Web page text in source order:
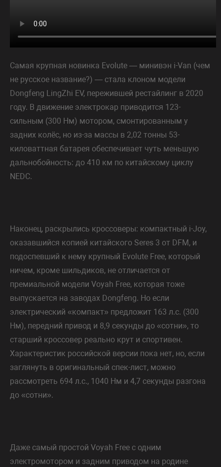
Самая крупная новинка Evolute — минивэн i-Van (чем
не русское название?) — стала клоном модели
Dongfeng LingZhi EV, пережившей рестайлинг в 2020
году. В движение электрокар приводится 123-
сильным (300 Нм) мотором, смонтированным у
задних колёс, но из-за массы в 2,02 тонны 53-
киловаттная батарея обеспечивает чуть меньшую
дальнобойность: до 410 км по китайскому циклу
NEDC.
Наконец, раскрылись кроссоверы: компактный i-Joy,
оказавшийся копией китайского Seres 3 от DFM, и
подоспевший к нему крупный Evolute Free, который
ничем, кроме шильдиков, не отличается от
премиальной модели Voyah Free, которая тоже
выпускается на заводах Dongfeng. Но если
электрический «компакт» предложит 163 л.с. (300
Нм), передний привод и 8,9 секунды до «сотни», то
старший кроссовер реально крут и спортивен.
Характеристик российской версии пока нет, но, если
заглянуть в оригинальный спек-лист, можно
рассмотреть 694 л.с., 1040 Нм и 4,7 секунды разгона
до «сотни».
Даже самый простой Voyah Free с одним
электромотором и задним приводом на родине